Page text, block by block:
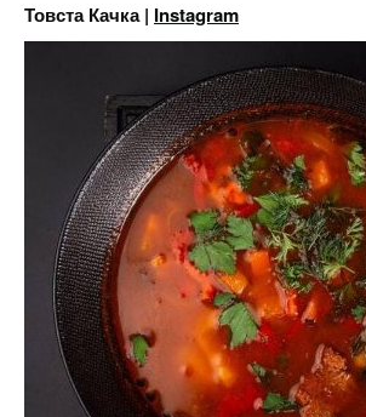
Товста Качка | Instagram